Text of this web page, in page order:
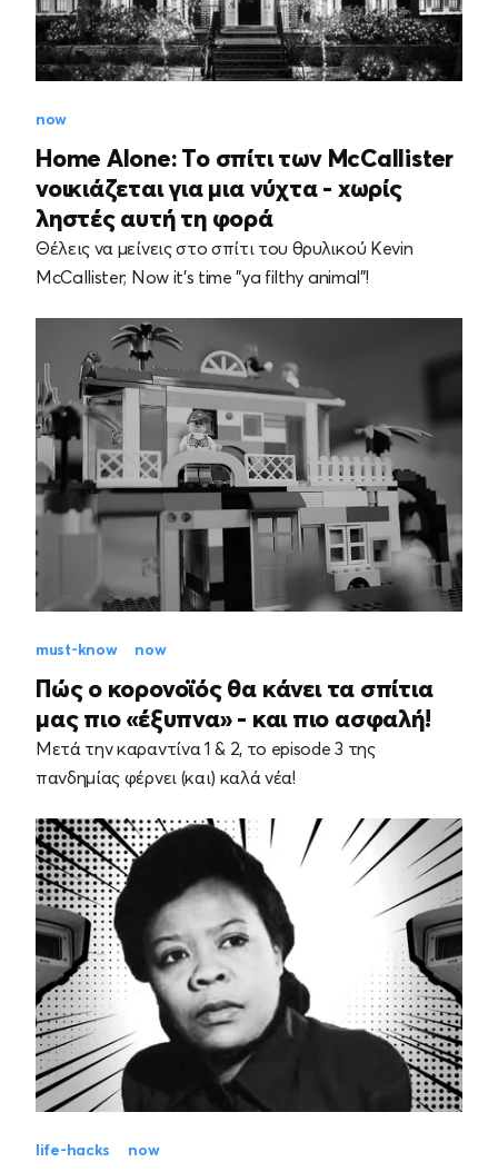
now
Home Alone: Το σπίτι των McCallister
νοικιάζεται για μια νύχτα - xωρίς
ληστές αυτή τη φορά
Θέλεις να μείνεις στο σπίτι του θρυλικού Kevin
McCallister; Now it's time "ya filthy animal"!
must-know now
Πώς ο κορονοϊός θα κάνει τα σπίτια
μας πιο «έξυπνα» - και πιο ασφαλή!
Μετά την καραντίνα 1 & 2, το episode 3 της
πανδημίας φέρνει (και) καλά νέα!
life-hacks now